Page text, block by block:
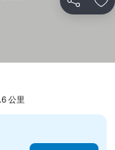
分享 放
公里